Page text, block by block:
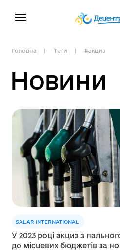
Головна Теги #акциз
Новини
SALAR INTERNATIONAL
У 2023 році акциз з
до місцевих бюджетів за